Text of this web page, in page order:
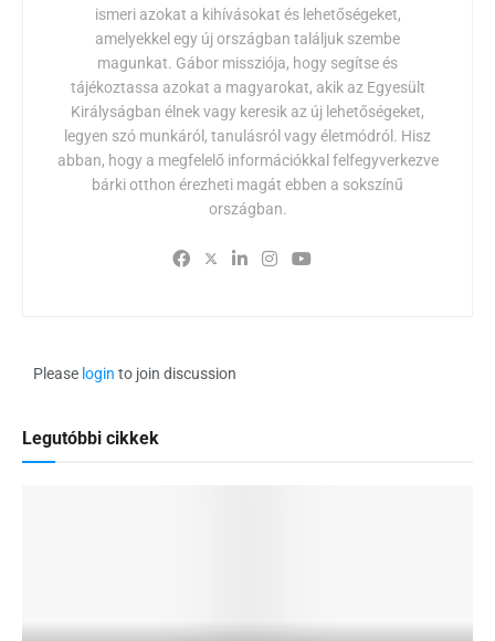
ismeri azokat a kihívásokat és lehetőségeket,
amelyekkel egy új országban találjuk szembe
magunkat. Gábor missziója, hogy segítse és
tájékoztassa azokat a magyarokat, akik az Egyesült
Királyságban élnek vagy keresik az új lehetőségeket,
legyen szó munkáról, tanulásról vagy életmódról. Hisz
abban, hogy a megfelelő információkkal felfegyverkezve
bárki otthon érezheti magát ebben a sokszínű
országban.
Please login to join discussion
Legutóbbi cikkek